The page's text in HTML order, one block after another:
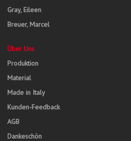
Gray, Eileen
Breuer, Marcel
Über Uns
Produktion
Material
Made in Italy
Kunden-Feedback
AGB
Dankeschön